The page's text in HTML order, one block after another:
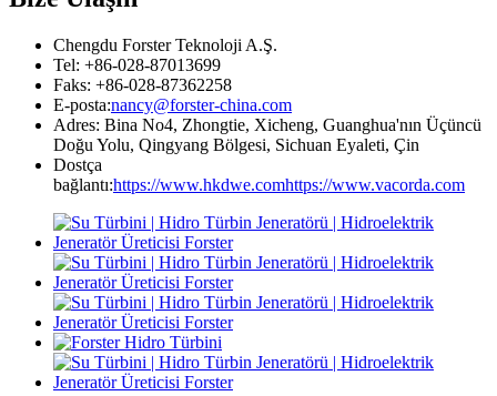
Chengdu Forster Teknoloji A.Ş.
Tel: +86-028-87013699
Faks: +86-028-87362258
E-posta:nancy@forster-china.com
Adres: Bina No4, Zhongtie, Xicheng, Guanghua'nın Üçüncü
Doğu Yolu, Qingyang Bölgesi, Sichuan Eyaleti, Çin
Dostça
bağlantı:https://www.hkdwe.comhttps://www.vacorda.com